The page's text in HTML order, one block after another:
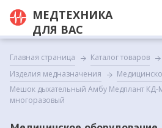
МЕДТЕХНИКА
ДЛЯ ВАС
Главная страница
Каталог товаров
Изделия медназначения
Мешок дыхательный Амбу Медплант КД-
многоразовый